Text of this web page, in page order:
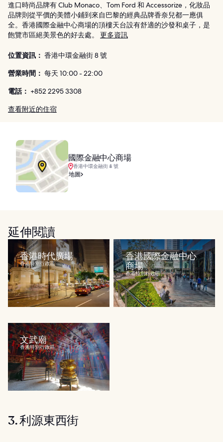
進口時尚品牌有 Club Monaco、Tom Ford 和 Accessorize，化妝品
品牌則從平價的美體小鋪到來自巴黎的經典品牌香奈兒都一應俱
全。香港國際金融中心商場的頂樓天台設有舒適的沙發和桌子，是
飽覽市區絕美景色的好去處。
更多資訊
位置資訊： 香港中環金融街 8 號
營業時間： 每天 10:00 - 22:00
電話： +852 2295 3308
查看附近的住宿
國際金融中心商場
香港中環金融街 8 號
地圖
延伸閱讀
香港時代廣場
香港特別行政區
香港國際金融中心
商場
香港特別行政區
文武廟
香港特別行政區
3. 利源東西街